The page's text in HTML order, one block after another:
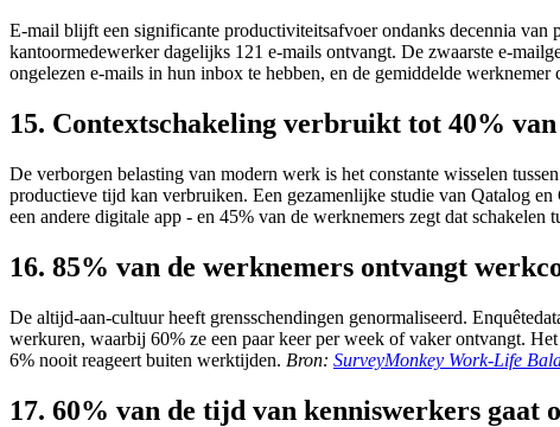
E-mail blijft een significante productiviteitsafvoer ondanks decennia van
kantoormedewerker dagelijks 121 e-mails ontvangt. De zwaarste e-
ongelezen e-mails in hun inbox te hebben, en de gemiddelde werknemer
15. Contextschakeling verbruikt tot 40%
De verborgen belasting van modern werk is het constante wisselen
productieve tijd kan verbruiken. Een gezamenlijke studie van Qatalog
een andere digitale app - en 45% van de werknemers zegt dat schakelen
16. 85% van de werknemers ontvangt
De altijd-aan-cultuur heeft grensschendingen genormaliseerd.
werkuren, waarbij 60% ze een paar keer per week of vaker ontvangt.
6% nooit reageert buiten werktijden. Bron: SurveyMonkey Work-Life
17. 60% van de tijd van kenniswerkers